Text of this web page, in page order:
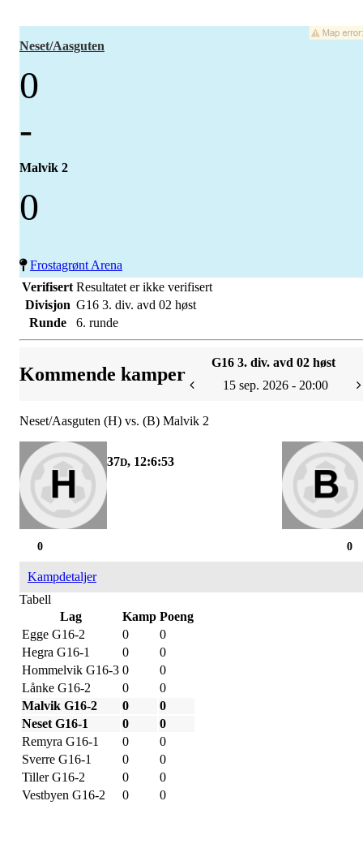
Neset/Aasguten
0
-
Malvik 2
0
Frostagrønt Arena
Verifisert Resultatet er ikke verifisert
Divisjon G16 3. div. avd 02 høst
Runde
6. runde
Kommende kamper
G16 3. div. avd 02 høst
15 sep. 2026 - 20:00
Neset/Aasguten (H) vs. (B) Malvik 2
37D, 12:6:53
0
0
Kampdetaljer
Tabell
Lag
Kamp Poeng
Egge G16-2
0
0
Hegra G16-1
0
0
Hommelvik G16-3 0
0
Lånke G16-2
0
0
Malvik G16-2
0
0
Neset G16-1
0
0
Remyra G16-1
0
0
Sverre G16-1
0
0
Tiller G16-2
0
0
Vestbyen G16-2
0 0